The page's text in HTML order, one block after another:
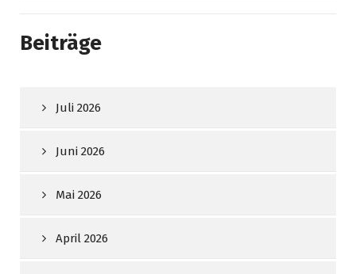
Beiträge
Juli 2026
Juni 2026
Mai 2026
April 2026